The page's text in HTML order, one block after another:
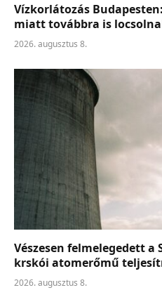
Vízkorlátozás
miatt továbbra is
2026. augusztus 8.
Vészesen felmelegedett a
krskói atomerőmű
2026. augusztus 8.